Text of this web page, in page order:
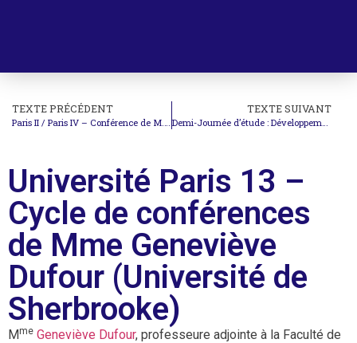
TEXTE PRÉCÉDENT
Paris II / Paris IV – Conférence de M. Olivier De Schutter : Droit à l’alimentation dans un monde de ressources rares
TEXTE SUIVANT
Demi-Journée d’étude : Développement et Maintien de la Paix et de la Sécurité (25/02)
Université Paris 13 –
Cycle de conférences
de Mme Geneviève
Dufour (Université de
Sherbrooke)
Mme Geneviève Dufour, professeure adjointe à la Faculté de